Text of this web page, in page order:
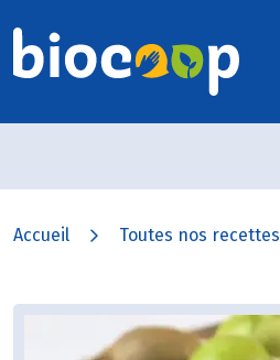
Accueil Toutes nos recettes